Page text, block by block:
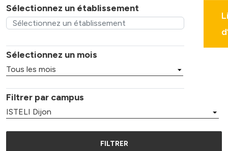
Sélectionnez un établissement
Sélectionnez un mois
Filtrer par campus